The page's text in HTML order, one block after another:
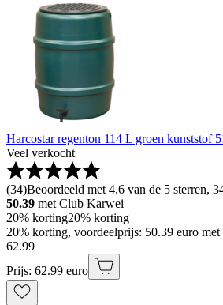
Harcostar regenton 114 L groen kunststof
Veel verkocht
(34)Beoordeeld met 4.6 van de 5 sterren,
50.39 met Club Karwei
20% korting20% korting
20% korting, voordeelprijs: 50.39 euro
62.99
Prijs: 62.99 euro